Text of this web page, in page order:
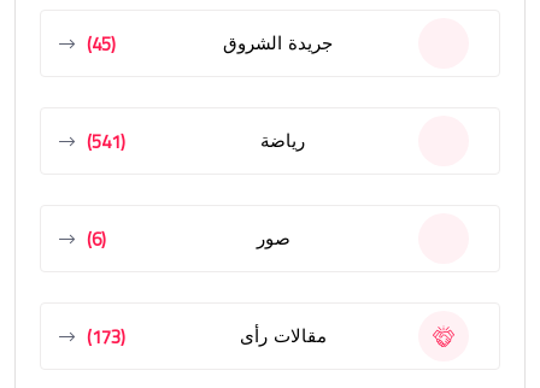
جريدة الشروق (45)
رياضة (541)
صور (6)
مقالات رأى (173)